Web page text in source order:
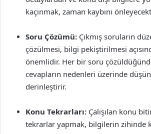
kaçınmak, zaman kaybını
Soru Çözümü: Çıkmış soruların
çözülmesi, bilgi pekiştirilmesi
önemlidir. Her bir soru
cevapların nedenleri üzerinde
derinleştirir.
Konu Tekrarları: Çalışılan konu
tekrarlar yapmak, bilgilerin zihinde